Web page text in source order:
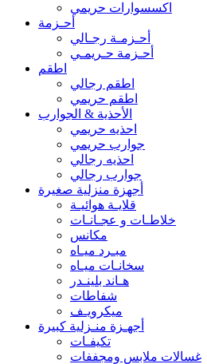
اكسسوارات حريمي
أحـزمة
أحـزمـة رجـالي
أحـزمة حـريمـي
اطقم
اطقم رجالي
اطقم حريمي
الأحذية & الجوارب
احذيه حريمي
جوارب حريمي
احذيه رجالي
جوارب رجالي
أجهزة منزلية صغيرة
قلايـة هوائيـة
خلاطـات و عجـانـات
مكانس
مبـرد ميـاه
سخانـات ميـاه
هـاند بلينـدر
شفاطات
ميكرويـف
أجهـزة منـزلية كبيرة
تكيفـات
غسالات ملابس ومجففات